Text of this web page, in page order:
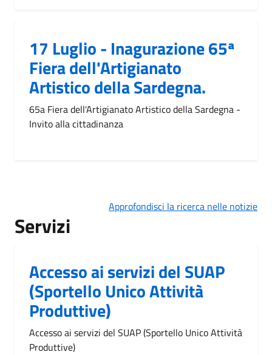
17 Luglio - Inagurazione 65ª
Fiera dell'Artigianato
Artistico della Sardegna.
65a Fiera dell'Artigianato Artistico della Sardegna -
Invito alla cittadinanza
Approfondisci la ricerca nelle notizie
Servizi
Accesso ai servizi del SUAP
(Sportello Unico Attività
Produttive)
Accesso ai servizi del SUAP (Sportello Unico Attività
Produttive)